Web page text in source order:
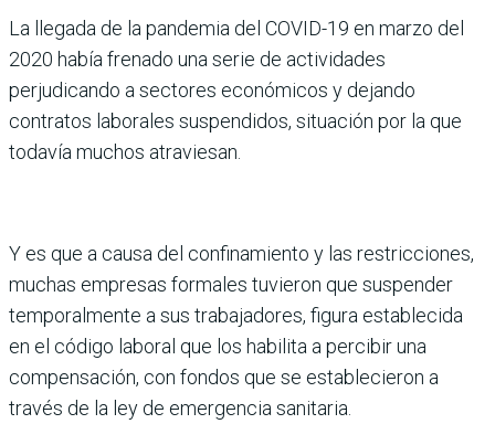
La llegada de la pandemia del COVID-19 en marzo del
2020 había frenado una serie de actividades
perjudicando a sectores económicos y dejando
contratos laborales suspendidos, situación por la que
todavía muchos atraviesan.
Y es que a causa del confinamiento y las restricciones,
muchas empresas formales tuvieron que suspender
temporalmente a sus trabajadores, figura establecida
en el código laboral que los habilita a percibir una
compensación, con fondos que se establecieron a
través de la ley de emergencia sanitaria.